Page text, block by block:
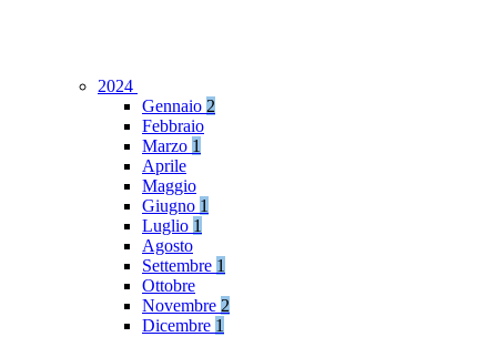
2024
Gennaio 2
Febbraio
Marzo 1
Aprile
Maggio
Giugno 1
Luglio 1
Agosto
Settembre 1
Ottobre
Novembre 2
Dicembre 1